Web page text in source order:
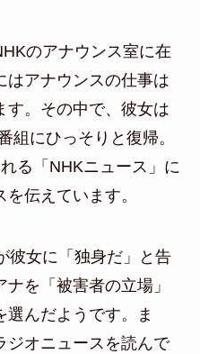
のアナウンス室に在
はアナウンスの仕事は
す。その中で、彼女は
組にひっそりと復帰。
る「NHKニュース」に
伝えています。
彼女に「独身だ」と告
を「被害者の立場」
選んだようです。ま
ジオニュースを読んで